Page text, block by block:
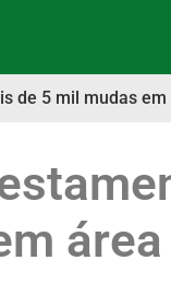
de 5 mil mudas